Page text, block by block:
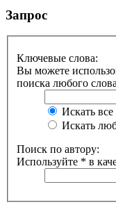
Запрос
Ключевые слова:
Вы можете
поиска любого
Искать все
Искать
Поиск по автору:
Используйте * в